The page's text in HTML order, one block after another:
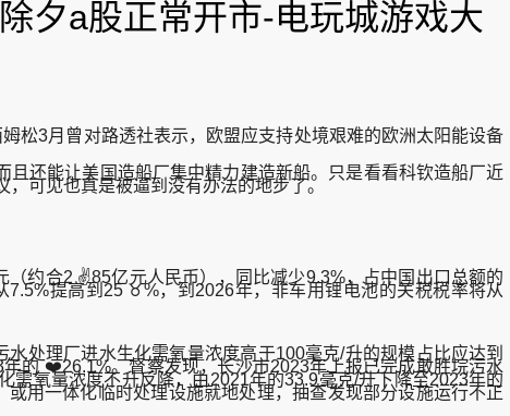
夕a股正常开市-电玩城游戏大
3月曾对路透社表示，欧盟应支持处境艰难的欧洲太阳能设备
还能让美国造船厂集中精力建造新船。只是看看科钦造船厂近
可见也真是被逼到没有办法的地步了。
约合2 ✌85亿元人民币），同比减少9.3%，占中国出口总额的
提高到25 ♉%，到2026年，非车用锂电池的关税税率将从
处理厂进水生化需氧量浓度高于100毫克/升的规模占比应达到
的 ❤️26.1%。督察发现，长沙市2023年上报已完成敢胜垸污水
氧量浓度不升反降，由2021年的33.9毫克/升下降至2023年的
用一体化临时处理设施就地处理，抽查发现部分设施运行不正